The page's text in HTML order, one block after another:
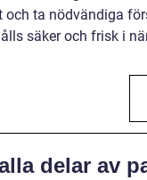
och ta nödvändiga
säker och frisk i
delar av